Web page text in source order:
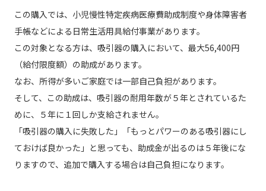
この購入では、小児慢性特定疾病医療費助成制度や身体障害者
手帳などによる日常生活用具給付事業があります。
この対象となる方は、吸引器の購入において、最大56,400円
（給付限度額）の助成があります。
なお、所得が多いご家庭では一部自己負担があります。
そして、この助成は、吸引器の耐用年数が５年とされているた
めに、５年に１回しか支給されません。
「吸引器の購入に失敗した」「もっとパワーのある吸引器にし
ておけば良かった」と思っても、助成金が出るのは５年後にな
りますので、追加で購入する場合は自己負担になります。